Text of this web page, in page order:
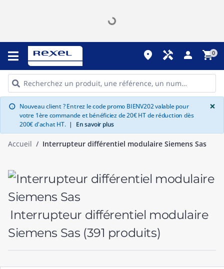
place handyman person shopping_cart0
info Nouveau client ? Entrez le code promo BIENV202 valable pour
votre 1ère commande et bénéficiez de 20€ HT de réduction dès
200€ d'achat HT. | En savoir plus
×
Accueil Interrupteur différentiel modulaire Siemens Sas
Interrupteur différentiel modulaire
Siemens Sas (391 produits)